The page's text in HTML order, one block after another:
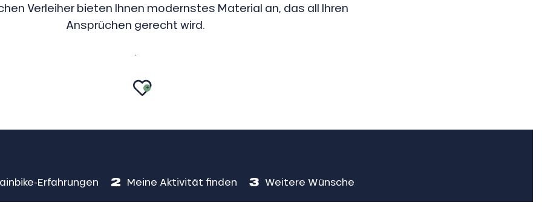
Verleiher bieten Ihnen modernstes Material an, das all Ihren
Ansprüchen gerecht wird.
.
AJOUTER AUX FAVORIS
Erfahrungen 2 Meine Aktivität finden 3 Weitere Wünsche